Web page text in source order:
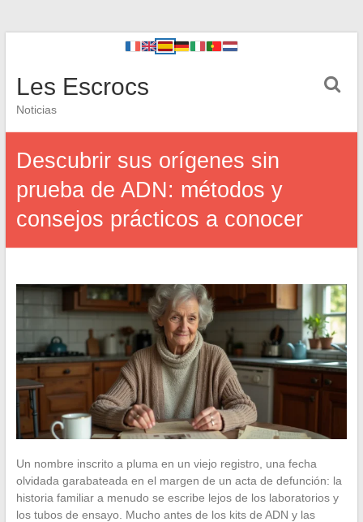
Les Escrocs
Noticias
Descubrir sus orígenes sin
prueba de ADN: métodos y
consejos prácticos a conocer
Un nombre inscrito a pluma en un viejo registro, una fecha
olvidada garabateada en el margen de un acta de defunción: la
historia familiar a menudo se escribe lejos de los laboratorios y
los tubos de ensayo. Mucho antes de los kits de ADN y las